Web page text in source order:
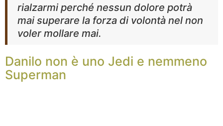
rialzarmi perché nessun dolore potrà
mai superare la forza di volontà nel non
voler mollare mai.
Danilo non è uno Jedi e nemmeno
Superman